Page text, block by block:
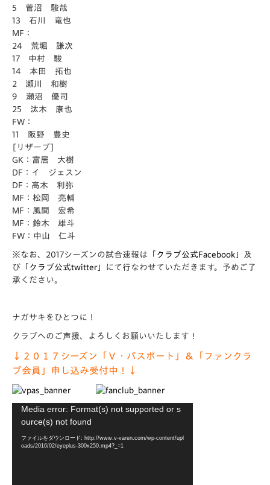
5 菅沼 駿哉
13 石川 竜也
MF：
24 荒堀 謙次
17 中村 駿
14 本田 拓也
2 瀬川 和樹
9 瀬沼 優司
25 汰木 康也
FW：
11 阪野 豊史
[リザーブ]
GK：富居 大樹
DF：イ ジェスン
DF：高木 利弥
MF：松岡 亮輔
MF：風間 宏希
MF：鈴木 雄斗
FW：中山 仁斗
※なお、2017シーズンの試合速報は「 クラブ公式Facebook 」及
び「 クラブ公式twitter」にて行なわせていただきます。予めご了
承ください。
ナガサキをひとつに！
クラブへのご声援、よろしくお願いいたします！
↓２０１７シーズン「Ｖ・パスポート」＆「ファンクラ
ブ会員」申し込み受付中！↓
Media error: Format(s) not supported or s
ource(s) not found
ファイルをダウンロード: http://www.v-varen.com/wp-content/upl
oads/2016/02/eyeplus-300x250.mp4?_=1